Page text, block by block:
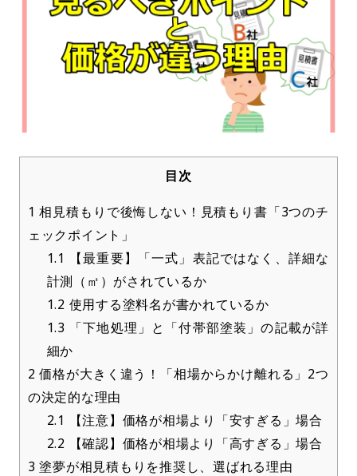
目次
1 相見積もりで後悔しない！見積もり書「3つのチ
ェックポイント」
1.1
【最重要】「一式」表記ではなく、詳細な
計測（㎡）がされているか
1.2 使用する塗料名が書かれているか
1.3 「下地処理」と「付帯部塗装」の記載が詳
細か
2 価格が大きく違う！「相場からかけ離れる」2つ
の決定的な理由
2.1
【注意】価格が相場より「安すぎる」場合
2.2 【確認】価格が相場より「高すぎる」場合
3 塗夢が相見積もりを推奨し、選ばれる理由